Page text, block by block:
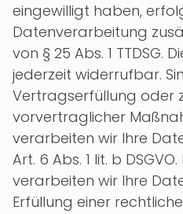
eingewilligt haben,
Datenverarbeitung
von § 25 Abs. 1 TTDSG.
jederzeit widerrufbar.
Vertragserfüllung oder
vorvertraglicher
verarbeiten wir Ihre
Art. 6 Abs. 1 lit. b
verarbeiten wir Ihre
Erfüllung einer